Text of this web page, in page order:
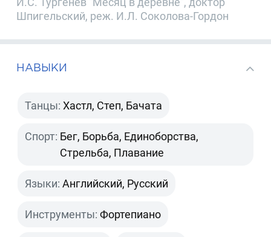
Шпигельский, реж. И.Л. Соколова-Гордон
НАВЫКИ
Танцы: Хастл, Степ, Бачата
Спорт: Бег, Борьба, Единоборства,
Стрельба, Плавание
Языки: Английский, Русский
Инструменты: Фортепиано